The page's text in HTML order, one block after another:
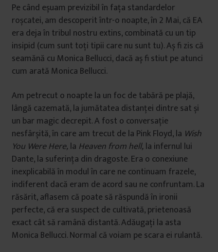
Pe când eșuam previzibil în fața standardelor
roșcatei, am descoperit într-o noapte, în 2 Mai, că EA
era deja în tribul nostru extins, combinată cu un tip
insipid (cum sunt toți tipii care nu sunt tu). Aș fi zis că
seamănă cu Monica Bellucci, dacă aș fi stiut pe atunci
cum arată Monica Bellucci.
Am petrecut o noapte la un foc de tabără pe plajă,
lângă cazemată, la jumătatea distanței dintre sat și
un bar magic decrepit. A fost o conversație
nesfârșită, în care am trecut de la Pink Floyd, la Wish
You Were Here, la Heaven from hell, la infernul lui
Dante, la suferința din dragoste. Era o conexiune
inexplicabilă în modul în care ne continuam frazele,
indiferent dacă eram de acord sau ne confruntam. La
răsărit, aflasem că poate să răspundă în ironii
perfecte, că era suspect de cultivată, prietenoasă
exact cât să ramână distantă. Adăugați la asta
Monica Bellucci. Normal că voiam pe scara ei rulantă.